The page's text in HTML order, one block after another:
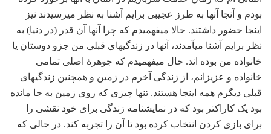
بودم و آنجا آنها به طرز عجیبی برایم آشنا به نظر می‏رسیدند نیز
اینجا حضور داشتند. حالا می‏فهمیدم که چرا آنها آن قدر (در دنیا) به
نظر برایم آشنا می‏آمدند، آنها در زندگی‏های قبلی من جزو دوستان یا
خانواده من بوده‏ اند. حال می‏فهمیدم که جوهرۀ اصلی تمامی
خانواده و عزیزانم، از زندگی آخرم در زمین و همچنین زندگی‏های
قبلی دیگرم همه اینجا هستند. تنها چیزی که روی زمین به جا مانده
بود یک کاراکتر بود که در نمایشنامه زندگی برای خود نقشی را
برای بازی کردن انتخاب کرده بود تا آن را تجربه کند. در حالی که